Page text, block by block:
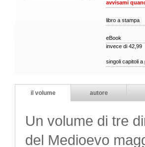
avvisami
libro a stampa
eBook
invece di 42,99
singoli capitoli a
il volume autore
Un volume di tre
del Medioevo